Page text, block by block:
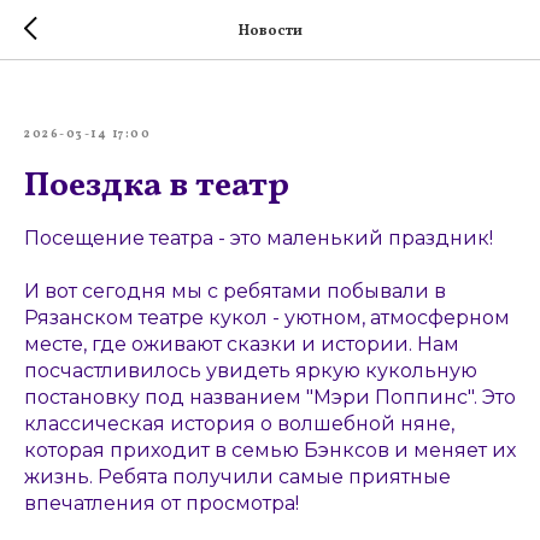
Новости
2026-03-14 17:00
Поездка в театр
Посещение театра - это маленький праздник!
И вот сегодня мы с ребятами побывали в
Рязанском театре кукол - уютном, атмосферном
месте, где оживают сказки и истории. Нам
посчастливилось увидеть яркую кукольную
постановку под названием "Мэри Поппинс". Это
классическая история о волшебной няне,
которая приходит в семью Бэнксов и меняет их
жизнь. Ребята получили самые приятные
впечатления от просмотра!